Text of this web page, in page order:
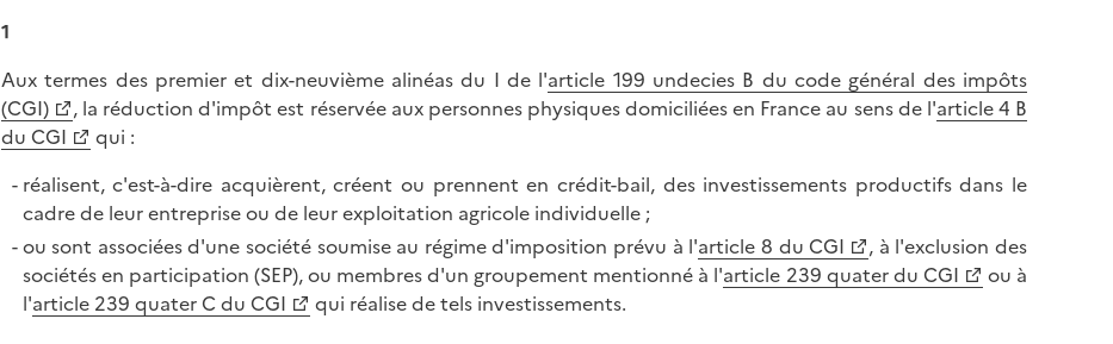
1
Aux termes des premier et dix-neuvième alinéas du I de l'article 199 undecies B du code général des impôts
(CGI)
, la réduction d'impôt est réservée aux personnes physiques domiciliées en France au sens de l'article 4 B
du CGI
qui :
réalisent, c'est-à-dire acquièrent, créent ou prennent en crédit-bail, des investissements productifs dans le
cadre de leur entreprise ou de leur exploitation agricole individuelle ;
ou sont associées d'une société soumise au régime d'imposition prévu à l'article 8 du CGI
, à l'exclusion des
sociétés en participation (SEP), ou membres d'un groupement mentionné à l'article 239 quater du CGI
ou à
l'article 239 quater C du CGI
qui réalise de tels investissements.